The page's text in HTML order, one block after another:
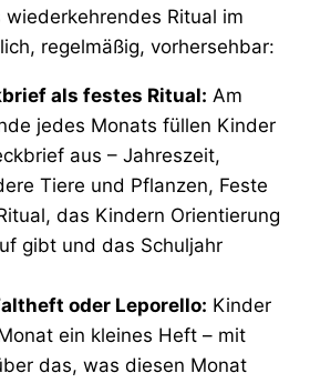
Ritual im
regelmäßig, vorhersehbar:
als festes Ritual: Am
jedes Monats füllen Kinder
aus – Jahreszeit,
Tiere und Pflanzen, Feste
das Kindern Orientierung
gibt und das Schuljahr
oder Leporello: Kinder
ein kleines Heft – mit
das, was diesen Monat